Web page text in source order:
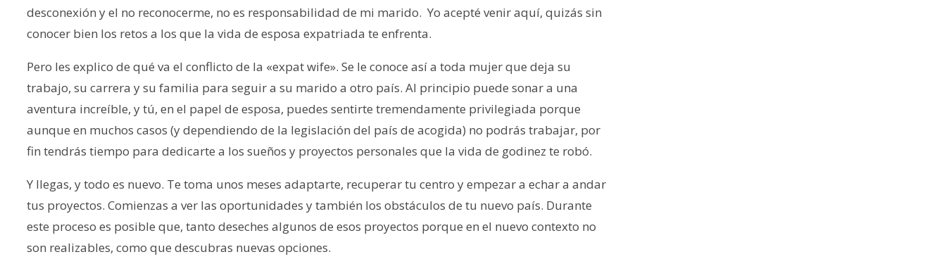
desconexión y el no reconocerme, no es responsabilidad de mi marido. Yo acepté venir aquí, quizás sin
conocer bien los retos a los que la vida de esposa expatriada te enfrenta.
Pero les explico de qué va el conflicto de la «expat wife». Se le conoce así a toda mujer que deja su
trabajo, su carrera y su familia para seguir a su marido a otro país. Al principio puede sonar a una
aventura increíble, y tú, en el papel de esposa, puedes sentirte tremendamente privilegiada porque
aunque en muchos casos (y dependiendo de la legislación del país de acogida) no podrás trabajar, por
fin tendrás tiempo para dedicarte a los sueños y proyectos personales que la vida de godinez te robó.
Y llegas, y todo es nuevo. Te toma unos meses adaptarte, recuperar tu centro y empezar a echar a andar
tus proyectos. Comienzas a ver las oportunidades y también los obstáculos de tu nuevo país. Durante
este proceso es posible que, tanto deseches algunos de esos proyectos porque en el nuevo contexto no
son realizables, como que descubras nuevas opciones.